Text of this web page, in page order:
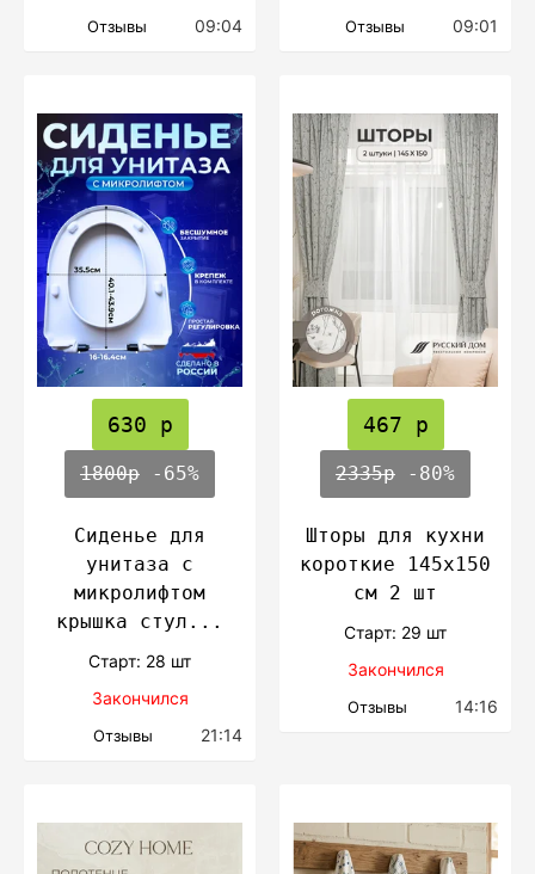
Отзывы 09:04 Отзывы 09:01
630 р
1800р -65%
Сиденье для
унитаза с
микролифтом
крышка стул...
Cтарт: 28 шт
Закончился
Отзывы 21:14
467 р
2335р -80%
Шторы для кухни
короткие 145х150
см 2 шт
Cтарт: 29 шт
Закончился
Отзывы 14:16